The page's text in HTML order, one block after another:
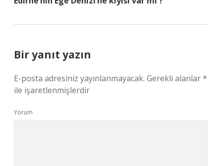
Bir yanıt yazın
E-posta adresiniz yayınlanmayacak. Gerekli alanlar*
ile işaretlenmişlerdir
Yorum